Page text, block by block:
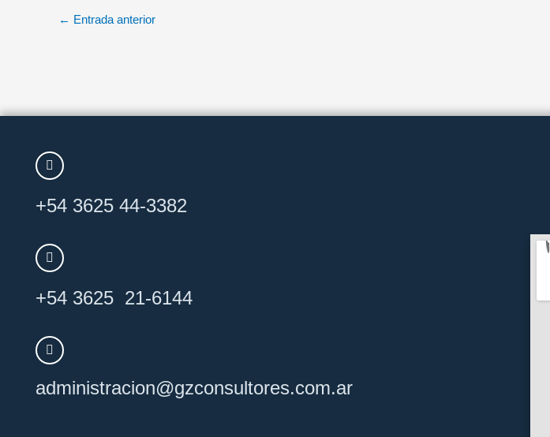
← Entrada anterior
+54 3625 44-3382
+54 3625 21-6144
administracion@gzconsultores.com.ar